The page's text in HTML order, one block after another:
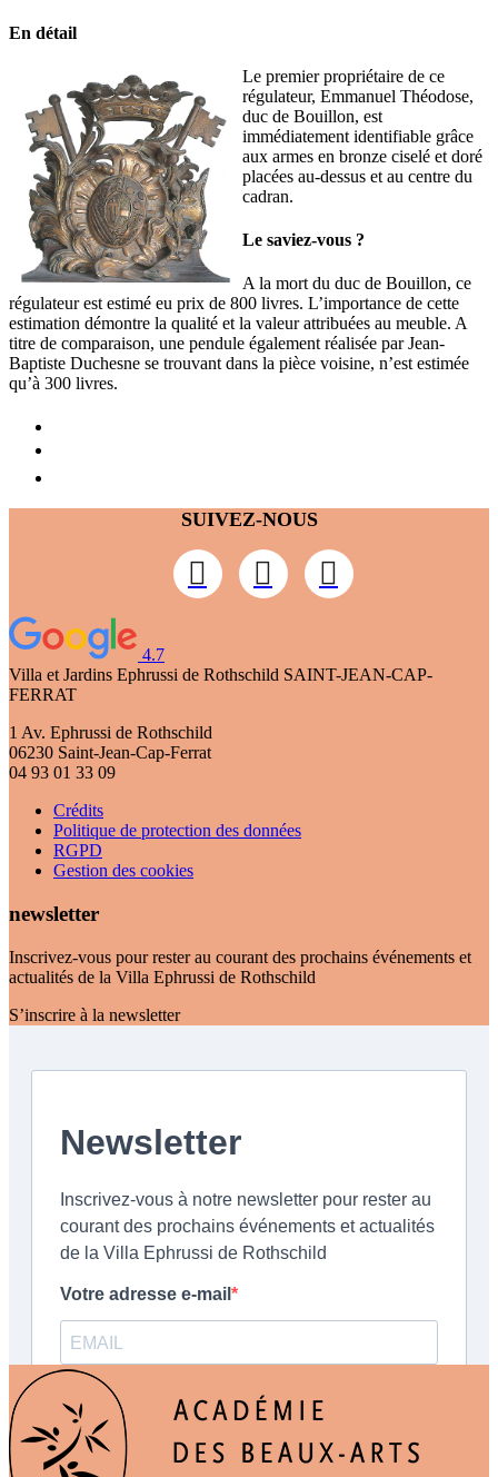
En détail
Le premier propriétaire de ce
régulateur, Emmanuel Théodose,
duc de Bouillon, est
immédiatement identifiable grâce
aux armes en bronze ciselé et doré
placées au-dessus et au centre du
cadran.
Le saviez-vous ?
A la mort du duc de Bouillon, ce
régulateur est estimé eu prix de 800 livres. L’importance de cette
estimation démontre la qualité et la valeur attribuées au meuble. A
titre de comparaison, une pendule également réalisée par Jean-
Baptiste Duchesne se trouvant dans la pièce voisine, n’est estimée
qu’à 300 livres.
SUIVEZ-NOUS
4.7
Villa et Jardins Ephrussi de Rothschild SAINT-JEAN-CAP-
FERRAT
1 Av. Ephrussi de Rothschild
06230 Saint-Jean-Cap-Ferrat
04 93 01 33 09
Crédits
Politique de protection des données
RGPD
Gestion des cookies
newsletter
Inscrivez-vous pour rester au courant des prochains événements et
actualités de la Villa Ephrussi de Rothschild
S’inscrire à la newsletter